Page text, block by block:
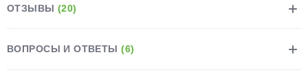
ОТЗЫВЫ (20)
ВОПРОСЫ И ОТВЕТЫ(6)